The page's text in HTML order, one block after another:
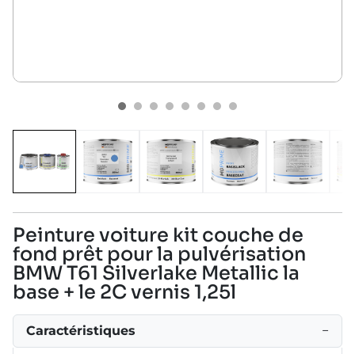
Peinture voiture kit couche de
fond prêt pour la pulvérisation
BMW T61 Silverlake Metallic la
base + le 2C vernis 1,25l
Caractéristiques −